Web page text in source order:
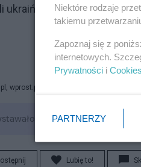
ukraińskie domy białym
wprost.pl
Lubię to!
Niektóre rodzaje
takiemu
Zapoznaj się z
internetowych.
Prywatności i Cookies
PARTNERZY